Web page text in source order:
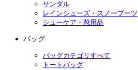
サンダル
レインシューズ・スノーブーツ
シューケア・靴用品
バッグ
バッグカテゴリすべて
トートバッグ